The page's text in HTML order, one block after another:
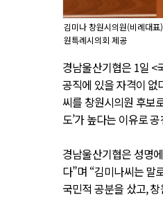
김미나 창원시의원(비례대
원특례시의회 제공
경남울산기협은 1일 <
공직에 있을 자격이 없
씨를 창원시의원 후보
도’가 높다는 이유로
경남울산기협은 성명
다”며 “김미나씨는 말
국민적 공분을 샀고,